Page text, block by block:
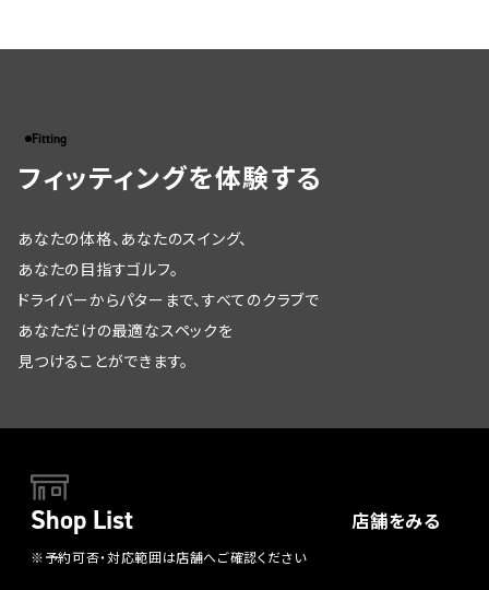
Fitting
フィッティングを体験する
あなたの体格、あなたのスイング、
あなたの目指すゴルフ。
ドライバーからパターまで、すべてのクラブで
あなただけの最適なスペックを
見つけることができます。
Shop List 店舗をみる
※予約可否・対応範囲は店舗へご確認ください